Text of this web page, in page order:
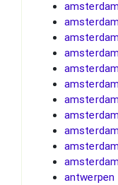
antwerpen